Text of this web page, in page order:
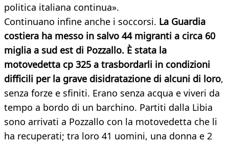
politica italiana continua».
Continuano infine anche i soccorsi. La Guardia
costiera ha messo in salvo 44 migranti a circa 60
miglia a sud est di Pozzallo. È stata la
motovedetta cp 325 a trasbordarli in condizioni
difficili per la grave disidratazione di alcuni di loro,
senza forze e sfiniti. Erano senza acqua e viveri da
tempo a bordo di un barchino. Partiti dalla Libia
sono arrivati a Pozzallo con la motovedetta che li
ha recuperati; tra loro 41 uomini, una donna e 2